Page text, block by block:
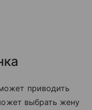
приводить
выбрать жену